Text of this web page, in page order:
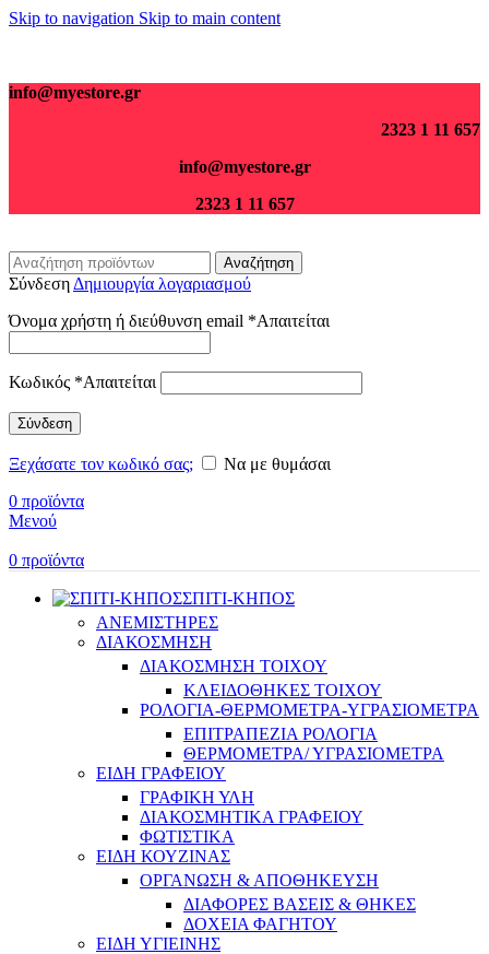
Skip to navigation Skip to main content
info@myestore.gr
2323 1 11 657
info@myestore.gr
2323 1 11 657
Αναζήτηση
Σύνδεση Δημιουργία λογαριασμού
Όνομα χρήστη ή διεύθυνση email *Απαιτείται
Κωδικός *Απαιτείται
Σύνδεση
Ξεχάσατε τον κωδικό σας;
Να με θυμάσαι
0 προϊόντα
Μενού
0 προϊόντα
ΣΠΙΤΙ-ΚΗΠΟΣ
ΑΝΕΜΙΣΤΗΡΕΣ
ΔΙΑΚΟΣΜΗΣΗ
ΔΙΑΚΟΣΜΗΣΗ ΤΟΙΧΟΥ
ΚΛΕΙΔΟΘΗΚΕΣ ΤΟΙΧΟΥ
ΡΟΛΟΓΙΑ-ΘΕΡΜΟΜΕΤΡΑ-ΥΓΡΑΣΙΟΜΕΤΡΑ
ΕΠΙΤΡΑΠΕΖΙΑ ΡΟΛΟΓΙΑ
ΘΕΡΜΟΜΕΤΡΑ/ ΥΓΡΑΣΙΟΜΕΤΡΑ
ΕΙΔΗ ΓΡΑΦΕΙΟΥ
ΓΡΑΦΙΚΗ ΥΛΗ
ΔΙΑΚΟΣΜΗΤΙΚΑ ΓΡΑΦΕΙΟΥ
ΦΩΤΙΣΤΙΚΑ
ΕΙΔΗ ΚΟΥΖΙΝΑΣ
ΟΡΓΑΝΩΣΗ & ΑΠΟΘΗΚΕΥΣΗ
ΔΙΑΦΟΡΕΣ ΒΑΣΕΙΣ & ΘΗΚΕΣ
ΔΟΧΕΙΑ ΦΑΓΗΤΟΥ
ΕΙΔΗ ΥΓΙΕΙΝΗΣ